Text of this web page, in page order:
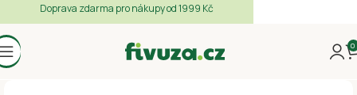
0
Doprava zdarma pro nákupy od 1999 Kč